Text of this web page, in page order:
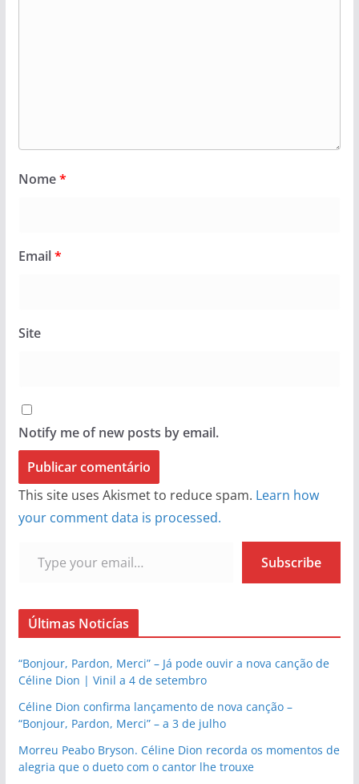
Nome*
Email*
Site
Notify me of new posts by email.
This site uses Akismet to reduce spam. Learn how
your comment data is processed.
Subscribe
Últimas Noticías
“Bonjour, Pardon, Merci” – Já pode ouvir a nova canção de
Céline Dion | Vinil a 4 de setembro
Céline Dion confirma lançamento de nova canção –
“Bonjour, Pardon, Merci” – a 3 de julho
Morreu Peabo Bryson. Céline Dion recorda os momentos de
alegria que o dueto com o cantor lhe trouxe